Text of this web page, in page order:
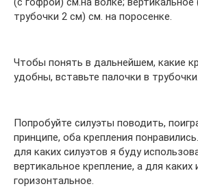
трубочки 2 см) см. на поросенке.
Чтобы понять в дальнейшем, какие
удобны, вставьте палочки в трубочки.
Попробуйте силуэты поводить,
принципе, оба крепления
для каких силуэтов я буду
вертикальное крепление, а для каких
горизонтальное.